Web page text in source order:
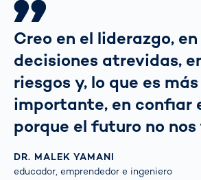
Creo en el liderazgo,
decisiones atrevidas,
riesgos y, lo que es más
importante, en confiar
porque el futuro no
DR. MALEK YAMANI
educador, emprendedor e ingeniero